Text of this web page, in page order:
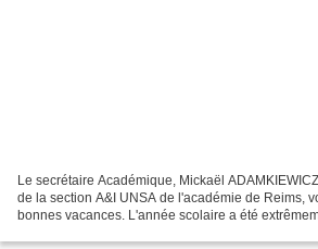
Le secrétaire Académique, Mickaël
de la section A&I UNSA de l'académie de Reims,
bonnes vacances. L'année scolaire a été